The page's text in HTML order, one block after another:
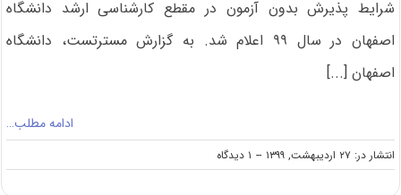
شرایط پذیرش بدون آزمون در مقطع کارشناسی ارشد دانشگاه
اصفهان در سال ۹۹ اعلام شد. به گزارش مسترتست، دانشگاه
اصفهان [...]
ادامه مطلب…
انتشار در: ۲۷ اردیبهشت, ۱۳۹۹ -- ۱ دیدگاه
on
انتشار